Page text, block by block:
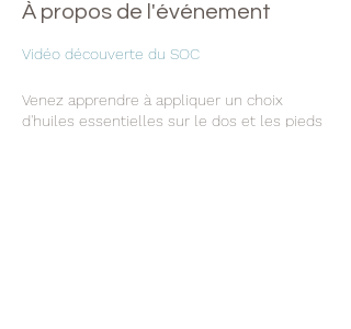
À propos de l'événement
Vidéo découverte du SOC
Venez apprendre à appliquer un choix
d'huiles essentielles sur le dos et les pieds